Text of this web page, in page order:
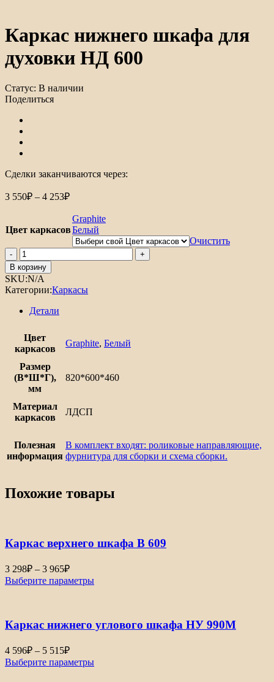
Каркас нижнего шкафа для
духовки НД 600
Статус: В наличии
Поделиться
Сделки заканчиваются через:
3 550₽ – 4 253₽Диапазон
3
550₽
4
Цвет каркасов
Graphite
Белый
Очистить
Количество
товара
Каркас
нижнего
шкафа
для
духовки
600
В корзину
SKU:N/A
Категории:Каркасы
Детали
Цвет
каркасов
Graphite, Белый
Размер
(В*Ш*Г),
мм
820*600*460
Материал
каркасов
ЛДСП
Полезная
информация
В комплект входят: роликовые направляющие,
фурнитура для сборки и схема сборки.
Похожие товары
Каркас верхнего шкафа В 609
3 298₽ – 3 965₽Диапазон
цен:
3
3
Выберите параметры
Каркас нижнего углового шкафа НУ 990М
4 596₽ – 5 515₽Диапазон
цен:
4
Выберите параметры